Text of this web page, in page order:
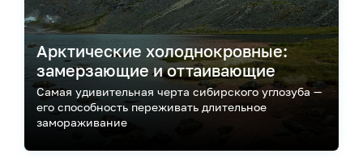
Арктические холоднокровные:
замерзающие и оттаивающие
Самая удивительная черта сибирского углозуба —
его способность переживать длительное
замораживание